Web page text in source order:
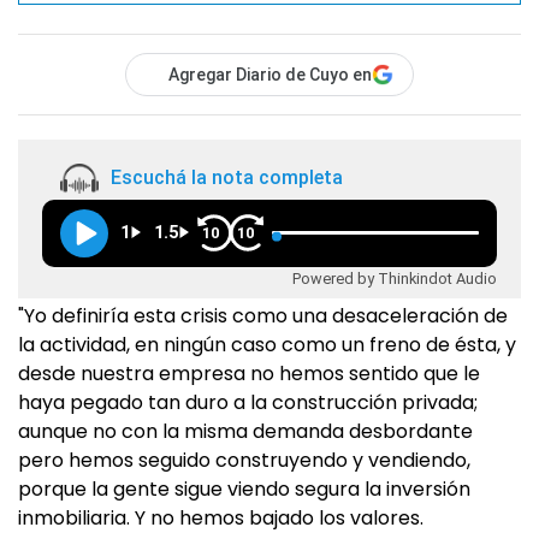
Agregar Diario de Cuyo en
Escuchá la nota completa
1 1.5 10 10
Powered by Thinkindot Audio
"Yo definiría esta crisis como una desaceleración de
la actividad, en ningún caso como un freno de ésta, y
desde nuestra empresa no hemos sentido que le
haya pegado tan duro a la construcción privada;
aunque no con la misma demanda desbordante
pero hemos seguido construyendo y vendiendo,
porque la gente sigue viendo segura la inversión
inmobiliaria. Y no hemos bajado los valores.